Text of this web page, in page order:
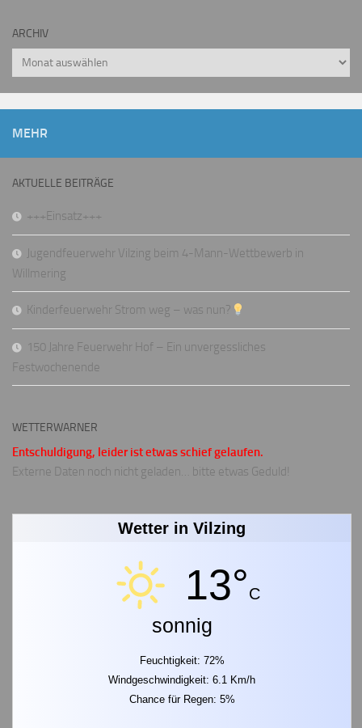
ARCHIV
Archiv
MEHR
AKTUELLE BEITRÄGE
+++Einsatz+++
Jugendfeuerwehr Vilzing beim 4-Mann-Wettbewerb in
Willmering
Kinderfeuerwehr Strom weg – was nun?
150 Jahre Feuerwehr Hof – Ein unvergessliches
Festwochenende
WETTERWARNER
Entschuldigung, leider ist etwas schief gelaufen.
Externe Daten noch nicht geladen… bitte etwas Geduld!
Wetter in Vilzing
13°C
sonnig
Feuchtigkeit: 72%
Windgeschwindigkeit: 6.1 Km/h
Chance für Regen: 5%